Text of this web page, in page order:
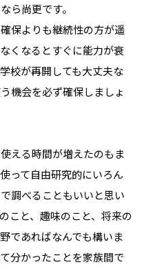
ら尚更です。
保よりも継続性の方が遥
くなるとすぐに能力が衰
校が再開しても大丈夫な
機会を必ず確保しましょ
える時間が増えたのもま
って自由研究的にいろん
調べることもいいと思い
こと、趣味のこと、将来の
であればなんでも構いま
分かったことを家族間で